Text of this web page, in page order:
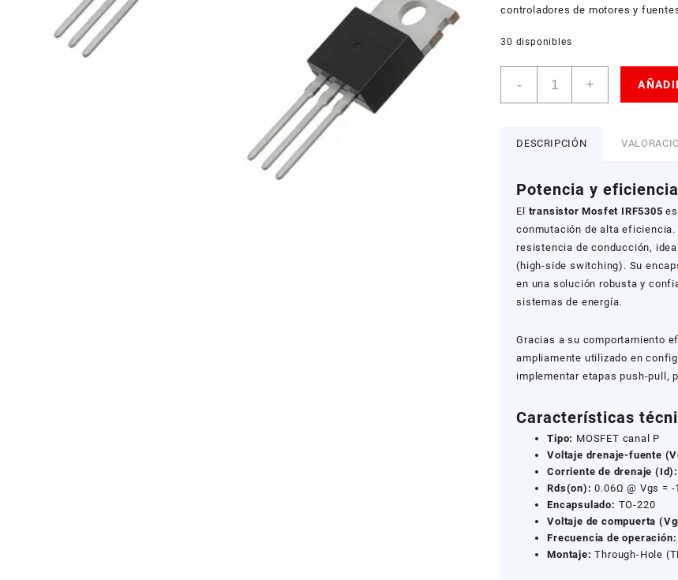
controladores de motores y
30 disponibles
-
Mosfet
Channel
TO-
220
cantidad
+
DESCRIPCIÓN
Potencia y
El transistor Mosfet IRF5305
conmutación de alta
resistencia de conducción,
(high-side switching). Su
en una solución robusta y
sistemas de energía.
Gracias a su comportamiento
ampliamente utilizado en
implementar etapas push-pull,
Características
Tipo: MOSFET canal P
Voltaje drenaje-fuente
Corriente de drenaje (Id):
Rds(on): 0.06Ω @ Vgs = -
Encapsulado: TO-220
Voltaje de compuerta
Frecuencia de operación:
Montaje: Through-Hole